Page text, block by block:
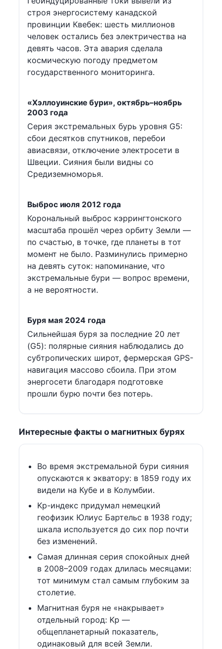
строя энергосистему канадской
провинции Квебек: шесть миллионов
человек остались без электричества на
девять часов. Эта авария сделала
космическую погоду предметом
государственного мониторинга.
«Хэллоуинские бури», октябрь–ноябрь
2003 года
Серия экстремальных бурь уровня G5:
сбои десятков спутников, перебои
авиасвязи, отключение электросети в
Швеции. Сияния были видны со
Средиземноморья.
Выброс июля 2012 года
Корональный выброс кэррингтонского
масштаба прошёл через орбиту Земли —
по счастью, в точке, где планеты в тот
момент не было. Разминулись примерно
на девять суток: напоминание, что
экстремальные бури — вопрос времени,
а не вероятности.
Буря мая 2024 года
Сильнейшая буря за последние 20 лет
(G5): полярные сияния наблюдались до
субтропических широт, фермерская GPS-
навигация массово сбоила. При этом
энергосети благодаря подготовке
прошли бурю почти без потерь.
Интересные факты о магнитных бурях
Во время экстремальной бури сияния
опускаются к экватору: в 1859 году их
видели на Кубе и в Колумбии.
Kp-индекс придумал немецкий
геофизик Юлиус Бартельс в 1938 году;
шкала используется до сих пор почти
без изменений.
Самая длинная серия спокойных дней
в 2008–2009 годах длилась месяцами:
тот минимум стал самым глубоким за
столетие.
Магнитная буря не «накрывает»
отдельный город: Kp —
общепланетарный показатель,
одинаковый для всей Земли.